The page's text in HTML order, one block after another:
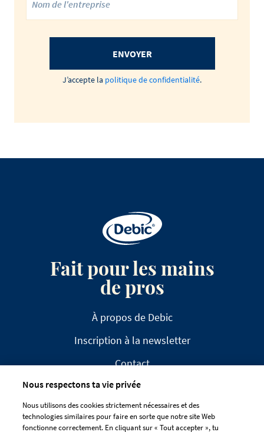
ENVOYER
J’accepte la politique de confidentialité.
Fait pour les mains
de pros
À propos de Debic
Inscription à la newsletter
Contact
FAQ
Nous respectons ta vie privée
Nous utilisons des cookies strictement nécessaires et des
technologies similaires pour faire en sorte que notre site Web
fonctionne correctement. En cliquant sur « Tout accepter », tu